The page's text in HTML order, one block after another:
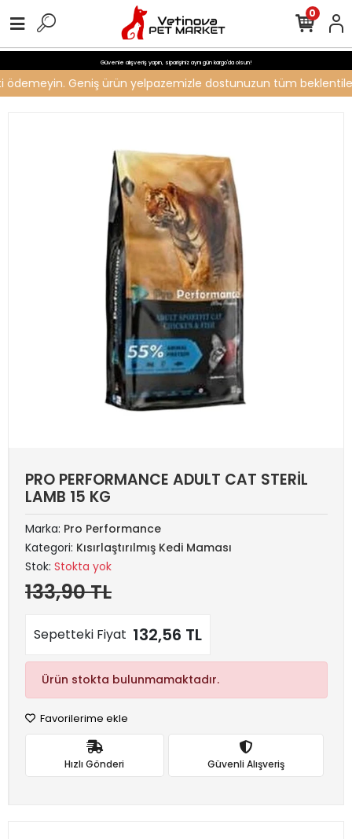
Güvenle alışveriş yapın, siparişiniz aynı gün kargo'da olsun!
Geniş ürün yelpazemizle dostunuzun tüm
0
PRO PERFORMANCE ADULT CAT STERİL
LAMB 15 KG
Marka: Pro Performance
Kategori: Kısırlaştırılmış Kedi Maması
Stok: Stokta yok
133,90 TL
Sepetteki Fiyat 132,56 TL
Ürün stokta bulunmamaktadır.
Favorilerime ekle
Hızlı Gönderi Güvenli Alışveriş